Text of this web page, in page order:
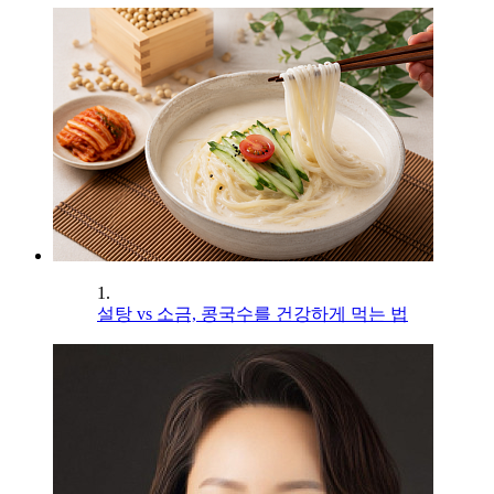
1.
설탕 vs 소금, 콩국수를 건강하게 먹는 법